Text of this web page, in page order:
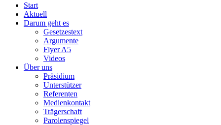
Start
Aktuell
Darum geht es
Gesetzestext
Argumente
Flyer A5
Videos
Über uns
Präsidium
Unterstützer
Referenten
Medienkontakt
Trägerschaft
Parolenspiegel